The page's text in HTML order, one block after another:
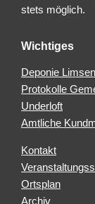
stets möglich.
Wichtiges
Deponie
Protokolle
Underloft
Amtliche
Kontakt
Ortsplan
Archiv